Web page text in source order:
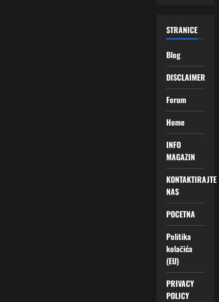
STRANICE
Blog
DISCLAIMER
Forum
Home
INFO
MAGAZIN
KONTAKTIRAJTE
NAS
POCETNA
Politika
kolačića
(EU)
PRIVACY
POLICY